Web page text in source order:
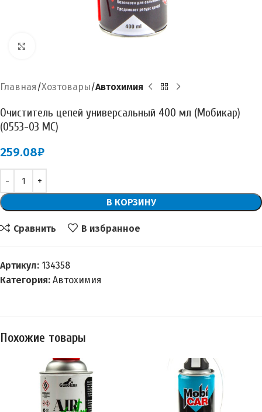
Главная Хозтовары Автохимия
Очиститель цепей универсальный 400 мл (Мобикар)
(0553-03 МС)
259.08₽
В КОРЗИНУ
Сравнить В избранное
Артикул: 134358
Категория: Автохимия
Похожие товары